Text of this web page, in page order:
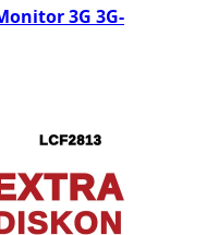
3G 3G-